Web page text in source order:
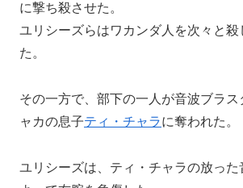
に撃ち殺させた。
ユリシーズらはワカンダ人を次々と殺
た。
その一方で、部下の一人が音波ブラ
ャカの息子ティ・チャラに奪われた。
ユリシーズは、ティ・チャラの放った